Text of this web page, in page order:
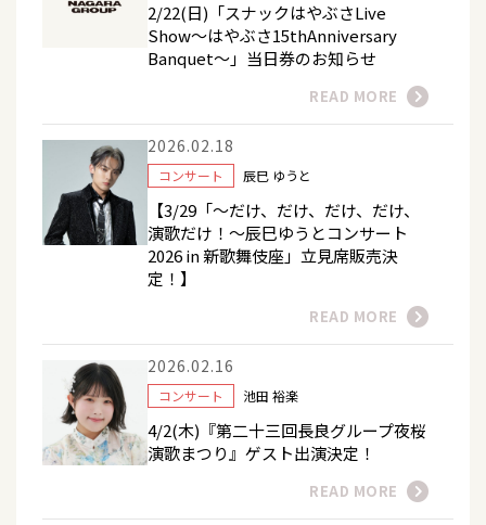
2/22(日)「スナックはやぶさLive
Show～はやぶさ15thAnniversary
Banquet～」当日券のお知らせ
READ MORE
2026.02.18
コンサート 辰巳 ゆうと
【3/29「～だけ、だけ、だけ、だけ、
演歌だけ！～辰巳ゆうとコンサート
2026 in 新歌舞伎座」立見席販売決
定！】
READ MORE
2026.02.16
コンサート 池田 裕楽
4/2(木)『第二十三回長良グループ夜桜
演歌まつり』ゲスト出演決定！
READ MORE